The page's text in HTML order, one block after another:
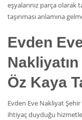
eşyalarınız parça
taşınması anlamına
Evden
Öz Kaya
Evden Eve Nakliyat
ihtiyaç duyduğu